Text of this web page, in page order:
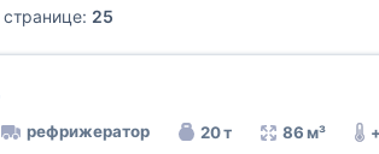
25
рефрижератор 20 т 86 м³